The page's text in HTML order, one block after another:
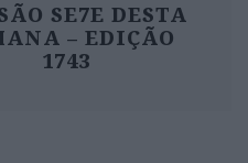
SE7E DESTA
– EDIÇÃO
1743